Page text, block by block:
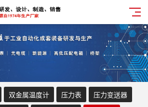
双金属温度计 压力表
压力变送器